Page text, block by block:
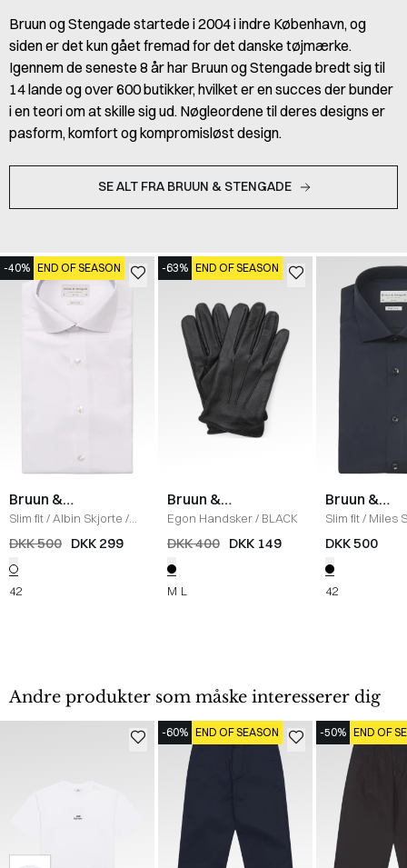
Bruun og Stengade startede i 2004 i indre København, og
siden er det kun gået fremad for det danske tøjmærke.
Igennem de seneste 8 år har Bruun og Stengade bredt sig til
14 lande og over 600 butikker, hvilket er en succes der bunder
i en teori om at skille sig ud. Nøgleordene til deres designs er
pasform, komfort og kompromisløst design.
SE ALT FRA BRUUN & STENGADE
-40% END OF SEASON
Bruun &
Stengade
Slim fit/ Albin Skjorte /
WHITE
DKK 500 DKK 299
42
-63% END OF SEASON
Bruun &
Stengade
Egon Handsker/ BLACK
DKK 400 DKK 149
M L
Bruun &
Stengade
Slim fit/ Miles
BLACK
DKK 500
42
Andre produkter som måske interesserer dig
-60% END OF SEASON -50% END OF